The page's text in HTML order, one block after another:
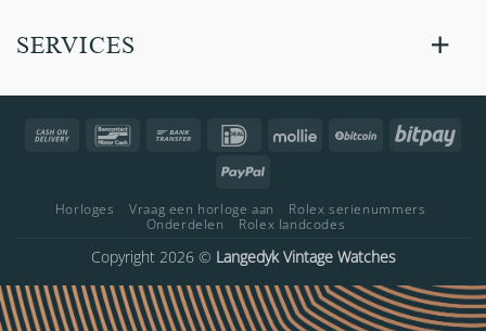
SERVICES
Cash
Bancontact Bank
IDeal Mollie BitCoin
PayPal
Horloges Vraag een horloge aan
Rolex serienummers
Onderdelen
Rolex landcodes
Copyright 2026 © Langedyk Vintage Watches